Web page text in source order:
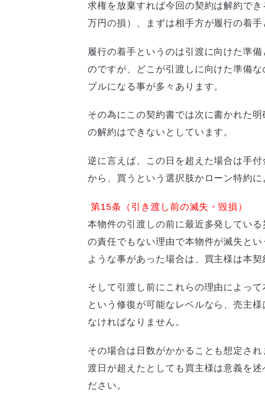
求権を放棄すれば今回の契約は解約で
万円の損）、まずは相手方が履行の着手
履行の着手というのは引渡に向けた準
のですが、どこが引渡しに向けた準備
ブルになる事が多々あります。
その為にこの契約書では次に書かれた
の解約はできないとしています。
逆に言えば、この日を超えた場合は手
から、買うという選択肢かローン特約に
第15条（引き渡し前の滅失・毀損）
本物件の引渡しの前に最近多発してい
の責任でもない理由で本物件が滅失と
ような事があった場合は、買主様は本
そして引渡し前にこれらの理由によっ
という修復が可能なレベルなら、売主
なければなりません。
その場合は日数がかかることも想定さ
渡日が超えたとしても買主様は意義を
ださい。